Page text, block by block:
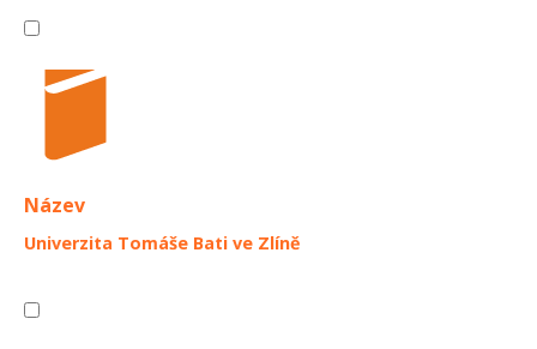
Název
Univerzita Tomáše Bati ve Zlíně